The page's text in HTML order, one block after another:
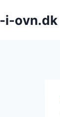
i-ovn.dk